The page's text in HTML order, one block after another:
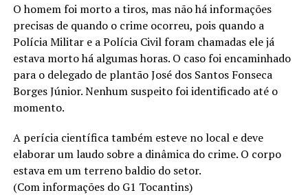
O homem foi morto a tiros, mas não há informações
precisas de quando o crime ocorreu, pois quando a
Polícia Militar e a Polícia Civil foram chamadas ele já
estava morto há algumas horas. O caso foi encaminhado
para o delegado de plantão José dos Santos Fonseca
Borges Júnior. Nenhum suspeito foi identificado até o
momento.
A perícia científica também esteve no local e deve
elaborar um laudo sobre a dinâmica do crime. O corpo
estava em um terreno baldio do setor.
(Com informações do G1 Tocantins)